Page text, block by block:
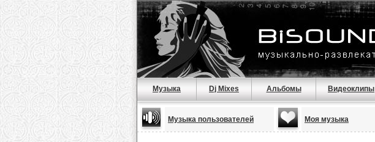
Музыка Dj Mixes Альбомы Видеоклипы
Музыка пользователей Моя музыка